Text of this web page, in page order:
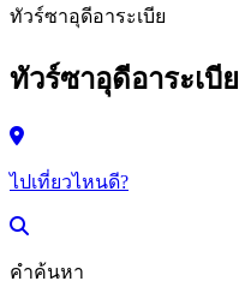
ทัวร์ซาอุดีอาระเบีย
ทัวร์ซาอุดีอาระเบีย
ไปเที่ยวไหนดี?
คำค้นหา